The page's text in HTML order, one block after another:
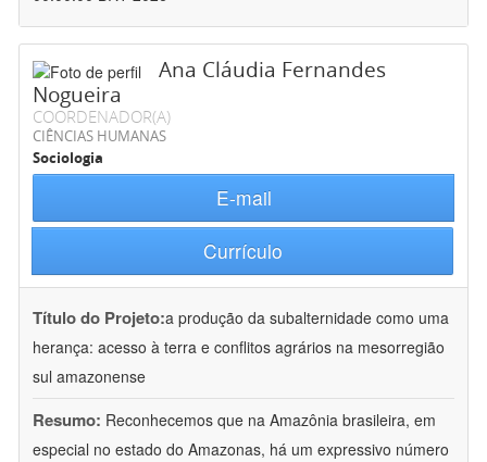
Ana Cláudia Fernandes
Nogueira
COORDENADOR(A)
CIÊNCIAS HUMANAS
Sociologia
E-mail
Currículo
Título do Projeto:a produção da subalternidade como uma
herança: acesso à terra e conflitos agrários na mesorregião
sul amazonense
Resumo: Reconhecemos que na Amazônia brasileira, em
especial no estado do Amazonas, há um expressivo número